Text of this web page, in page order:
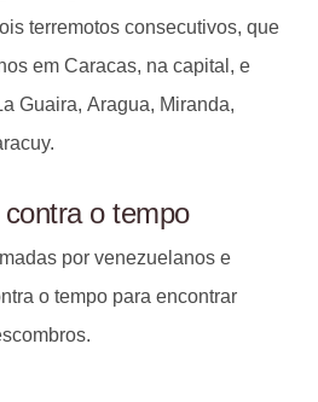
terremotos consecutivos, que
em Caracas, na capital, e
Guaira, Aragua, Miranda,
o tempo
por venezuelanos e
o tempo para encontrar